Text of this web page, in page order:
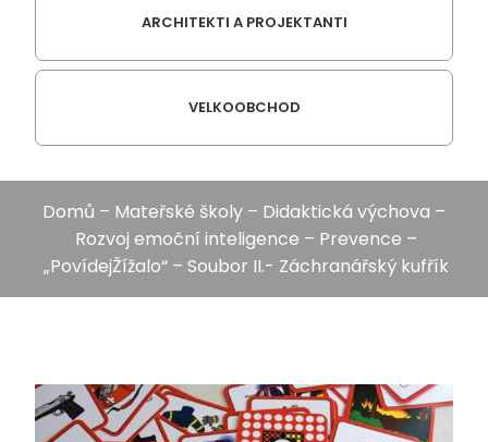
ARCHITEKTI A PROJEKTANTI
VELKOOBCHOD
Domů – Mateřské školy – Didaktická výchova –
Rozvoj emoční inteligence – Prevence –
„PovídejŽížalo“ – Soubor II.- Záchranářský kufřík